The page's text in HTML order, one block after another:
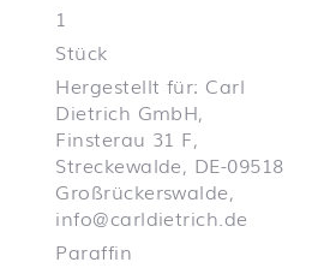
1
Stück
Hergestellt für: Carl
Dietrich GmbH,
Finsterau 31 F,
Streckewalde, DE-09518
Großrückerswalde,
info@carldietrich.de
Paraffin